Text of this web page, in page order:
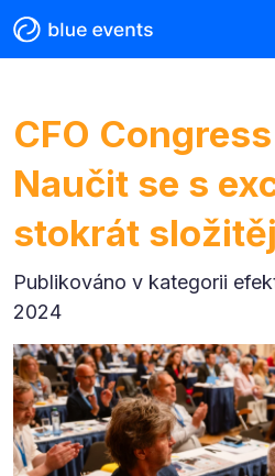
CFO
Naučit se s
stokrát
Publikováno v kategorii
2024